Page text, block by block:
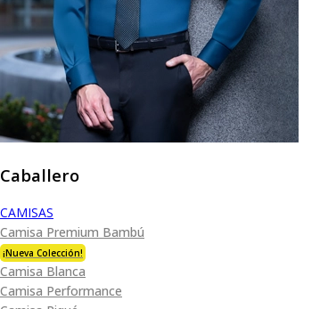
Caballero
CAMISAS
Camisa Premium Bambú
¡Nueva Colección!
Camisa Blanca
Camisa Performance